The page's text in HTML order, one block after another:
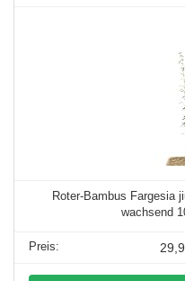
Roter-Bambus Fargesia
wachsend